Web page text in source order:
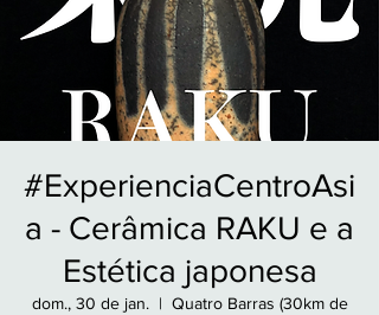
#ExperienciaCentroAsi
a - Cerâmica RAKU e a
Estética japonesa
dom., 30 de jan.
  |
Quatro Barras (30km de